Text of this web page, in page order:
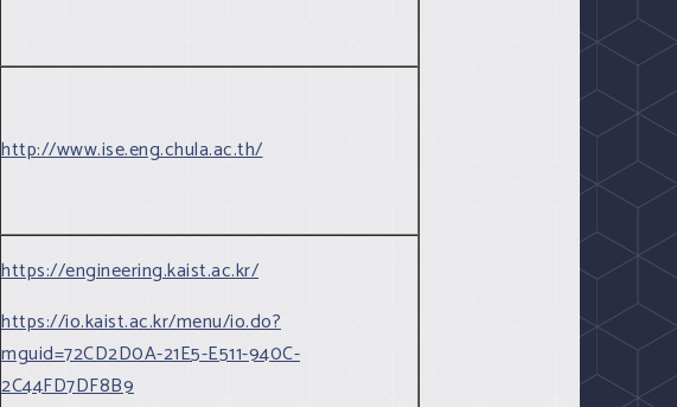
http://www.ise.eng.chula.ac.th/
https://engineering.kaist.ac.kr/
https://io.kaist.ac.kr/menu/io.do?
mguid=72CD2D0A-21E5-E511-940C-
2C44FD7DF8B9